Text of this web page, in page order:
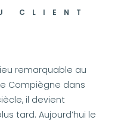
CLIENT
remarquable au
Compiègne dans
il devient
tard. Aujourd’hui le